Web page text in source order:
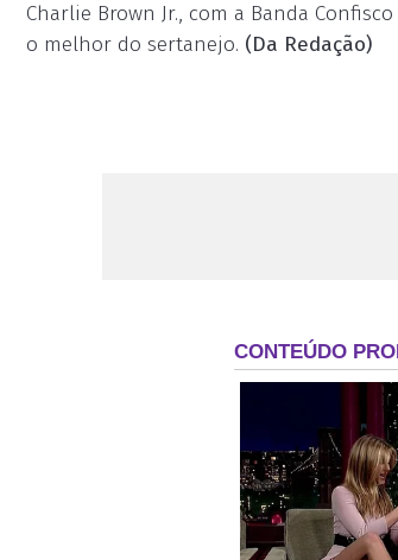
Charlie Brown Jr., com a Banda
o melhor do sertanejo. (Da Redação)